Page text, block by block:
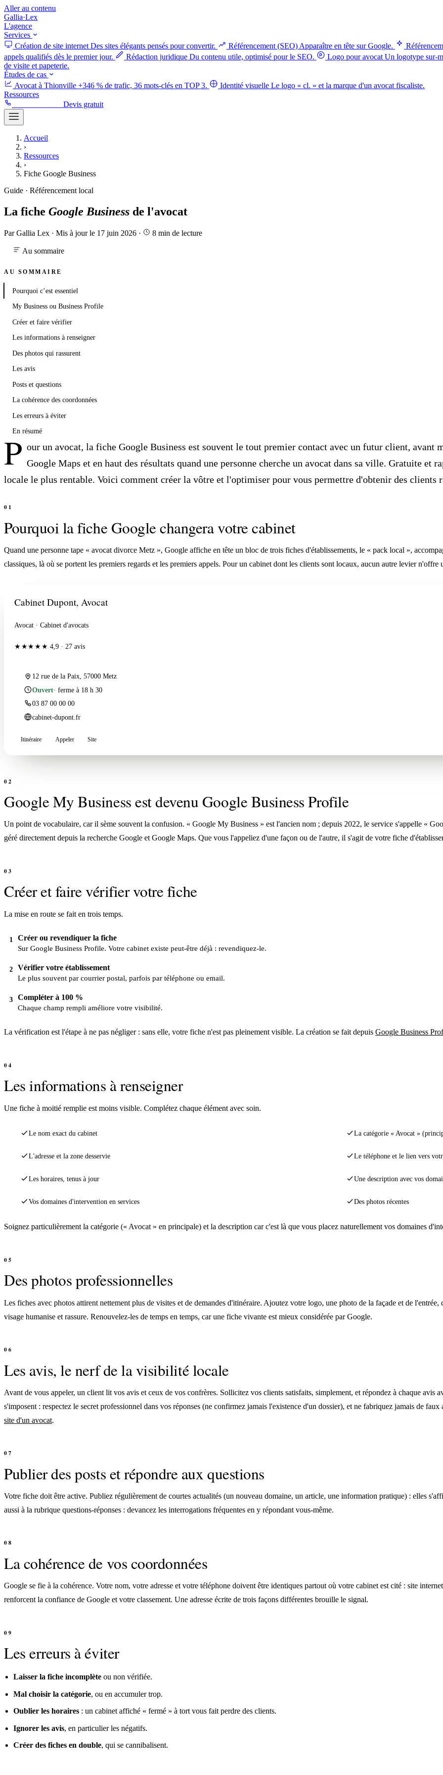
Aller au contenu
Gallia·Lex
L'agence
Services
Création de site internet Des sites élégants pensés pour convertir. Référencement (SEO) Apparaître en tête sur Google.
appels qualifiés dès le premier jour.
Rédaction juridique Du contenu utile, optimisé pour le SEO. Logo pour avocat Un logotype sur-
de visite et papeterie.
Études de cas
Avocat à Thionville +346 % de trafic, 36 mots-clés en TOP 3. Identité visuelle Le logo « cl. » et la marque d'un avocat fiscaliste.
Ressources
Devis gratuit
Accueil
›
Ressources
›
Fiche Google Business
Guide · Référencement local
La fiche Google Business de l'avocat
Par Gallia Lex · Mis à jour le 17 juin 2026 · 8 min de lecture
Au sommaire
AU SOMMAIRE
Pourquoi c’est essentiel
My Business ou Business Profile
Créer et faire vérifier
Les informations à renseigner
Des photos qui rassurent
Les avis
Posts et questions
La cohérence des coordonnées
Les erreurs à éviter
En résumé
P our un avocat, la fiche Google Business est souvent le tout premier contact avec un futur client, avant
Google Maps et en haut des résultats quand une personne cherche un avocat dans sa ville. Gratuite
locale le plus rentable. Voici comment créer la vôtre et l'optimiser pour vous permettre d'obtenir des clients
Pourquoi la fiche Google changera votre cabinet
Quand une personne tape « avocat divorce Metz », Google affiche en tête un bloc de trois fiches d'établissements, le « pack local »,
classiques, là où se portent les premiers regards et les premiers appels. Pour un cabinet dont les clients sont locaux, aucun autre levier
Cabinet Dupont, Avocat
Avocat · Cabinet d'avocats
★★★★★ 4,9 · 27 avis
12 rue de la Paix, 57000 Metz
Ouvert· ferme à 18 h 30
03 87 00 00 00
cabinet-dupont.fr
Itinéraire Appeler Site
Google My Business est devenu Google Business Profile
Un point de vocabulaire, car il sème souvent la confusion. « Google My Business » est l'ancien nom ; depuis 2022, le service s'appelle «
géré directement depuis la recherche Google et Google Maps. Que vous l'appeliez d'une façon ou de l'autre, il s'agit de votre fiche
Créer et faire vérifier votre fiche
La mise en route se fait en trois temps.
1
Créer ou revendiquer la fiche
Sur Google Business Profile. Votre cabinet existe peut-être déjà : revendiquez-le.
2
Vérifier votre établissement
Le plus souvent par courrier postal, parfois par téléphone ou email.
3
Compléter à 100 %
Chaque champ rempli améliore votre visibilité.
La vérification est l'étape à ne pas négliger : sans elle, votre fiche n'est pas pleinement visible. La création se fait depuis Google Business
Les informations à renseigner
Une fiche à moitié remplie est moins visible. Complétez chaque élément avec soin.
Le nom exact du cabinet La catégorie « Avocat »
L'adresse et la zone desservie Le téléphone et le lien vers
Les horaires, tenus à jour Une description avec vos
Vos domaines d'intervention en services Des photos récentes
Soignez particulièrement la catégorie (« Avocat » en principale) et la description car c'est là que vous placez naturellement vos domaines
Des photos professionnelles
Les fiches avec photos attirent nettement plus de visites et de demandes d'itinéraire. Ajoutez votre logo, une photo de la façade et de
visage humanise et rassure. Renouvelez-les de temps en temps, car une fiche vivante est mieux considérée par Google.
Les avis, le nerf de la visibilité locale
Avant de vous appeler, un client lit vos avis et ceux de vos confrères. Sollicitez vos clients satisfaits, simplement, et répondez à chaque avis
s'imposent : respectez le secret professionnel dans vos réponses (ne confirmez jamais l'existence d'un dossier), et ne fabriquez jamais de
site d'un avocat.
Publier des posts et répondre aux questions
Votre fiche doit être active. Publiez régulièrement de courtes actualités (un nouveau domaine, un article, une information pratique) : elles
aussi à la rubrique questions-réponses : devancez les interrogations fréquentes en y répondant vous-même.
La cohérence de vos coordonnées
Google se fie à la cohérence. Votre nom, votre adresse et votre téléphone doivent être identiques partout où votre cabinet est cité : site
renforcent la confiance de Google et votre classement. Une adresse écrite de trois façons différentes brouille le signal.
Les erreurs à éviter
Laisser la fiche incomplète ou non vérifiée.
Mal choisir la catégorie, ou en accumuler trop.
Oublier les horaires : un cabinet affiché « fermé » à tort vous fait perdre des clients.
Ignorer les avis, en particulier les négatifs.
Créer des fiches en double, qui se cannibalisent.